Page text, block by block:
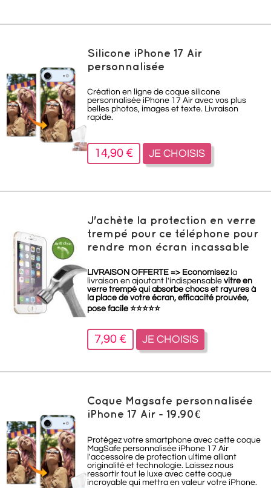
Silicone iPhone 17 Air
personnalisée
Création en ligne de coque silicone
personnalisée iPhone 17 Air avec vos plus
belles photos, images et texte. Livraison
rapide.
14,90 € JE CHOISIS
J'achète la protection en verre
trempé pour ce téléphone pour
rendre mon écran incassable
LIVRAISON OFFERTE => Economisezla
livraison en ajoutant l'indispensable vitre en
verre trempé qui absorbe chocs et rayures à
la place de votre écran, efficacité prouvée,
pose facile ⭐⭐⭐⭐⭐
7,90 € JE CHOISIS
Coque Magsafe personnalisée
iPhone 17 Air - 19.90€
Protégez votre smartphone avec cette coque
MagSafe personnalisée iPhone 17 Air
l'accessoire de protection ultime alliant
originalité et technologie. Laissez nous
ressortir tout le luxe avec cette coque
incroyable qui mettra en valeur votre iPhone.